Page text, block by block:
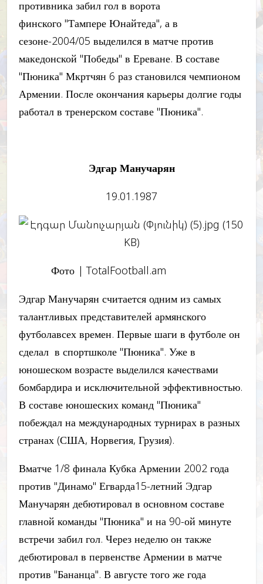
противника забил гол в ворота
финского "Тампере Юнайтеда", а в
сезоне-2004/05 выделился в матче против
македонской "Победы" в Ереване. В составе
"Пюника" Мкртчян 6 раз становился чемпионом
Армении. После окончания карьеры долгие годы
работал в тренерском составе "Пюника".
Эдгар Манучарян
19.01.1987
Фото | TotalFootball.am
Эдгар Манучарян считается одним из самых
талантливых представителей армянского
футболавсех времен. Первые шаги в футболе он
сделал в спортшколе "Пюника". Уже в
юношеском возрасте выделился качествами
бомбардира и исключительной эффективностью.
В составе юношеских команд "Пюника"
побеждал на международных турнирах в разных
странах (США, Норвегия, Грузия).
Вматче 1/8 финала Кубка Армении 2002 года
против "Динамо" Егварда15-летний Эдгар
Манучарян дебютировал в основном составе
главной команды "Пюника" и на 90-ой минуте
встречи забил гол. Через неделю он также
дебютировал в первенстве Армении в матче
против "Бананца". В августе того же года